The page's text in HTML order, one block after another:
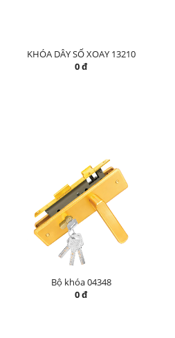
KHÓA DÂY SỐ XOAY 13210
0 đ
Bộ khóa 04348
0 đ